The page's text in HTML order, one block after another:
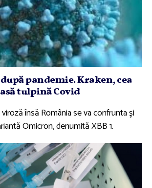
pandemie. Kraken, cea
tulpină Covid
însă România se va confrunta şi
Omicron, denumită XBB 1.